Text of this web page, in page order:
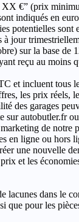
€” (prix
indiqués en
potentielles sont
à jour
sur la base de
reçu au moins
et incluent tous
les prix réels,
des garages
sur autobutler.fr
de notre
en ligne ou hors
une nouvelle
et les
lacunes dans le
que pour les